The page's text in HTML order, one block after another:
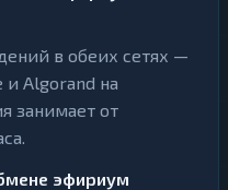
в обеих сетях —
и Algorand на
занимает от
эфириум